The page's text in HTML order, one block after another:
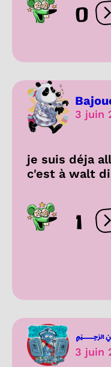
0
3 juin
je suis déja
c'est à walt
1
3 juin